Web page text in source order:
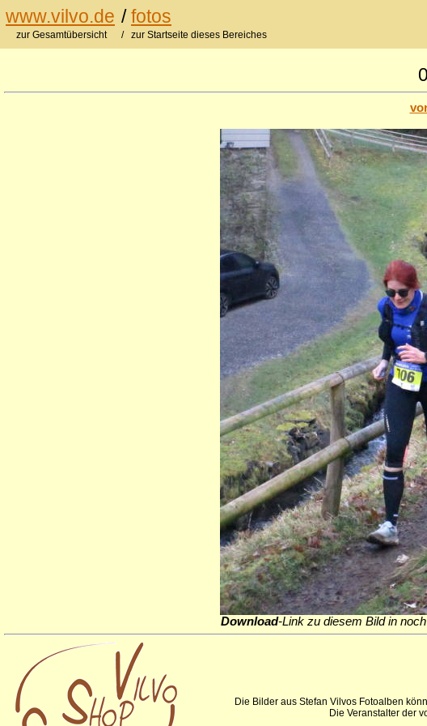
www.vilvo.de /fotos
zur Gesamtübersicht / zur Startseite dieses Bereiches
Download-Link zu diesem Bild in
Die Bilder aus Stefan Vilvos Fotoalben
Die Veranstalter der